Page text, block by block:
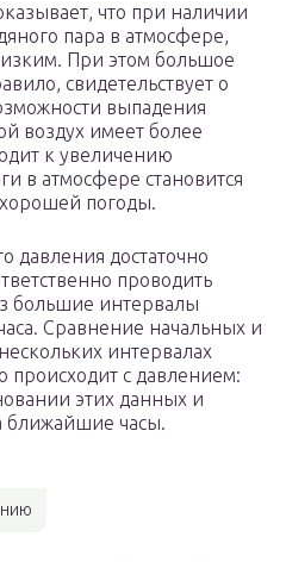
что при наличии
пара в атмосфере,
При этом большое
свидетельствует о
выпадения
воздух имеет более
к увеличению
в атмосфере становится
погоды.
давления достаточно
проводить
большие интервалы
Сравнение начальных и
интервалах
происходит с давлением:
этих данных и
ближайшие часы.